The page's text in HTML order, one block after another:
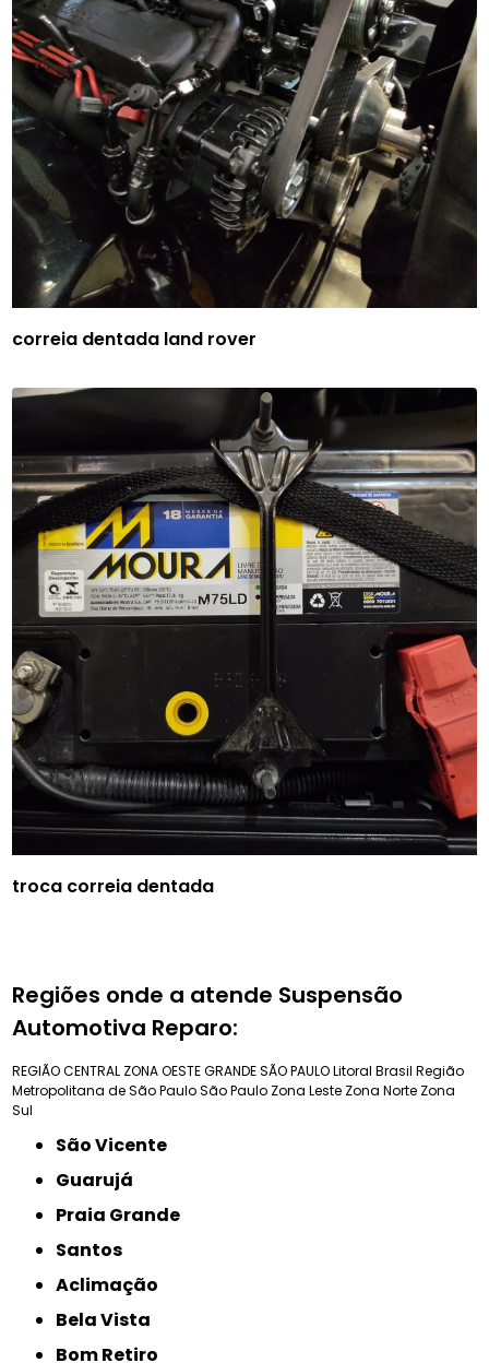
correia dentada land rover
troca correia dentada
Regiões onde a atende Suspensão
Automotiva Reparo:
REGIÃO CENTRAL ZONA OESTEGRANDE SÃO PAULOLitoral Brasil Região
Metropolitana de São PauloSão Paulo Zona Leste Zona Norte Zona
Sul
São Vicente
Guarujá
Praia Grande
Santos
Aclimação
Bela Vista
Bom Retiro